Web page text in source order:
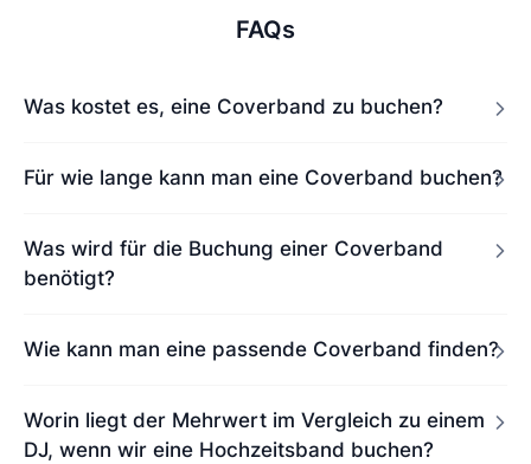
FAQs
Was kostet es, eine Coverband zu buchen?
Für wie lange kann man eine Coverband buchen?
Was wird für die Buchung einer Coverband
benötigt?
Wie kann man eine passende Coverband finden?
Worin liegt der Mehrwert im Vergleich zu einem
DJ, wenn wir eine Hochzeitsband buchen?